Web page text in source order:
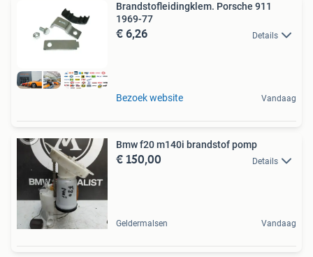
Brandstofleidingklem. Porsche 911
1969-77
€ 6,26 Details
Bezoek website Vandaag
Bmw f20 m140i brandstof pomp
€ 150,00 Details
Geldermalsen Vandaag